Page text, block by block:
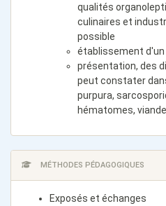
qualités
culinaires et
possible
établissement
présentation, des
peut constater
purpura,
hématomes,
MÉTHODES PÉDAGOGIQUES
Exposés et échanges